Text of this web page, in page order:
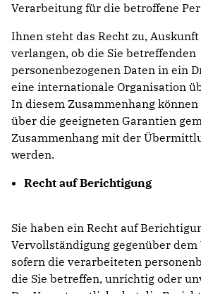
Verarbeitung für die betroffene
Ihnen steht das Recht zu,
verlangen, ob die Sie betreffenden
personenbezogenen Daten in ein
eine internationale Organisation
In diesem Zusammenhang können
über die geeigneten Garantien
Zusammenhang mit der
werden.
Recht auf Berichtigung
Sie haben ein Recht auf
Vervollständigung gegenüber
sofern die verarbeiteten
die Sie betreffen, unrichtig oder